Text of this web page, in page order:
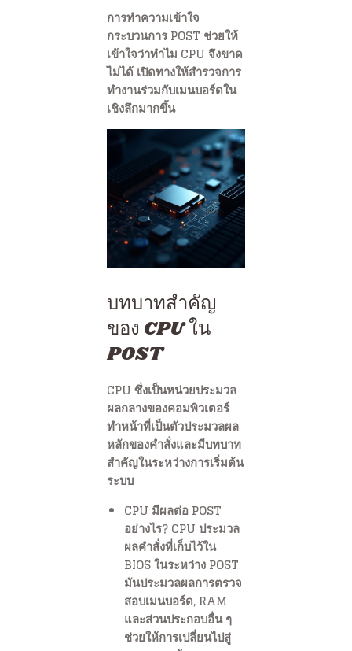
การทำความเข้าใจ
กระบวนการ POST ช่วยให้
เข้าใจว่าทำไม CPU จึงขาด
ไม่ได้ เปิดทางให้สำรวจการ
ทำงานร่วมกับเมนบอร์ดใน
เชิงลึกมากขึ้น
บทบาทสำคัญ
ของ CPU ใน
POST
CPU ซึ่งเป็นหน่วยประมวล
ผลกลางของคอมพิวเตอร์
ทำหน้าที่เป็นตัวประมวลผล
หลักของคำสั่งและมีบทบาท
สำคัญในระหว่างการเริ่มต้น
ระบบ
CPU มีผลต่อ POST
อย่างไร? CPU ประมวล
ผลคำสั่งที่เก็บไว้ใน
BIOS ในระหว่าง POST
มันประมวลผลการตรวจ
สอบเมนบอร์ด, RAM
และส่วนประกอบอื่น ๆ
ช่วยให้การเปลี่ยนไปสู่